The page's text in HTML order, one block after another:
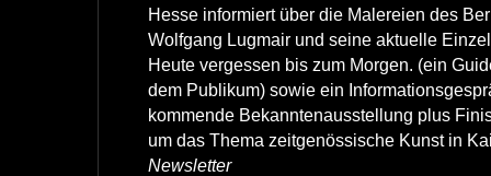
Hesse informiert über die Malereien des
Wolfgang Lugmair und seine aktuelle
Heute vergessen bis zum Morgen. (ein
dem Publikum) sowie ein
kommende Bekanntenausstellung plus
um das Thema zeitgenössische Kunst in
Newsletter